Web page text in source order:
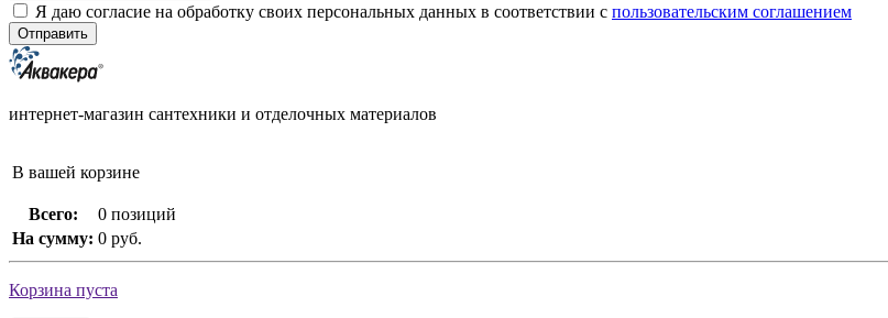
Я даю согласие на обработку своих персональных данных в соответствии с пользовательским соглашением
интернет-магазин сантехники и отделочных материалов
В вашей корзине
Всего:
0 позиций
На сумму: 0 руб.
Корзина пуста